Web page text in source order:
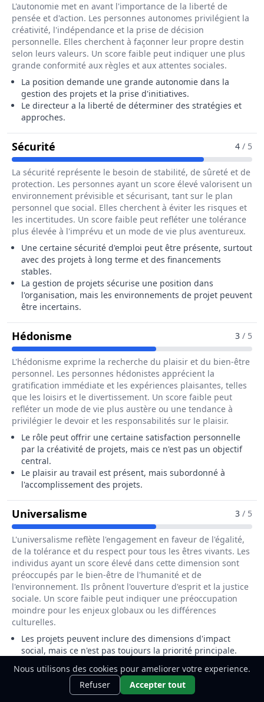
L'autonomie met en avant l'importance de la liberté de
pensée et d'action. Les personnes autonomes privilégient la
créativité, l'indépendance et la prise de décision
personnelle. Elles cherchent à façonner leur propre destin
selon leurs valeurs. Un score faible peut indiquer une plus
grande conformité aux règles et aux attentes sociales.
La position demande une grande autonomie dans la
gestion des projets et la prise d'initiatives.
Le directeur a la liberté de déterminer des stratégies et
approches.
Sécurité Pour Le Métier De Directeur / 4 / 5
La sécurité représente le besoin de stabilité, de sûreté et de
protection. Les personnes ayant un score élevé valorisent un
environnement prévisible et sécurisant, tant sur le plan
personnel que social. Elles cherchent à éviter les risques et
les incertitudes. Un score faible peut refléter une tolérance
plus élevée à l'imprévu et un mode de vie plus aventureux.
Une certaine sécurité d'emploi peut être présente, surtout
avec des projets à long terme et des financements
stables.
La gestion de projets sécurise une position dans
l'organisation, mais les environnements de projet peuvent
être incertains.
Hédonisme Pour Le Métier De Directeur / 3 / 5
L'hédonisme exprime la recherche du plaisir et du bien-être
personnel. Les personnes hédonistes apprécient la
gratification immédiate et les expériences plaisantes, telles
que les loisirs et le divertissement. Un score faible peut
refléter un mode de vie plus austère ou une tendance à
privilégier le devoir et les responsabilités sur le plaisir.
Le rôle peut offrir une certaine satisfaction personnelle
par la créativité de projets, mais ce n'est pas un objectif
central.
Le plaisir au travail est présent, mais subordonné à
l'accomplissement des projets.
Universalisme Pour Le Métier De Directeur /
3 / 5
L'universalisme reflète l'engagement en faveur de l'égalité,
de la tolérance et du respect pour tous les êtres vivants. Les
individus ayant un score élevé dans cette dimension sont
préoccupés par le bien-être de l'humanité et de
l'environnement. Ils prônent l'ouverture d'esprit et la justice
sociale. Un score faible peut indiquer une préoccupation
moindre pour les enjeux globaux ou les différences
culturelles.
Les projets peuvent inclure des dimensions d'impact
social, mais ce n'est pas toujours la priorité principale.
être présente dans certains projets.
Ce métier t'intéresse ?Découvre
comment le devenir.
Nous utilisons des cookies pour ameliorer votre experience.
Refuser
Accepter tout